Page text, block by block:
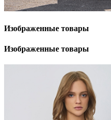
Изображенные товары
Изображенные товары